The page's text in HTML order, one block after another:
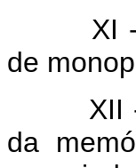
XI -
de
XII -
da